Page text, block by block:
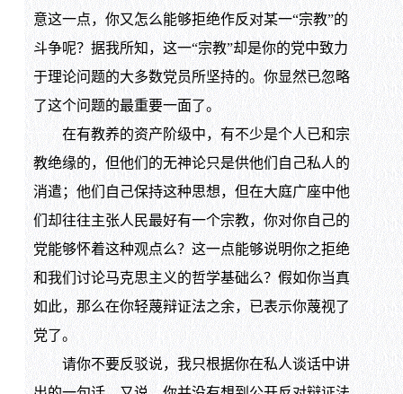
意这一点，你又怎么能够拒绝作反对某一“宗教”的
斗争呢？据我所知，这一“宗教”却是你的党中致力
于理论问题的大多数党员所坚持的。你显然已忽略
了这个问题的最重要一面了。
在有教养的资产阶级中，有不少是个人已和宗
教绝缘的，但他们的无神论只是供他们自己私人的
消遣；他们自己保持这种思想，但在大庭广座中他
们却往往主张人民最好有一个宗教，你对你自己的
党能够怀着这种观点么？这一点能够说明你之拒绝
和我们讨论马克思主义的哲学基础么？假如你当真
如此，那么在你轻蔑辩证法之余，已表示你蔑视了
党了。
请你不要反驳说，我只根据你在私人谈话中讲